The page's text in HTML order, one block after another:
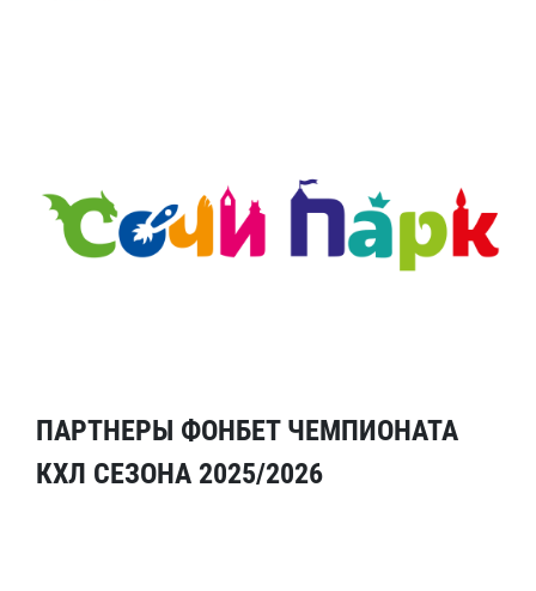
ПАРТНЕРЫ ФОНБЕТ ЧЕМПИОНАТА
КХЛ СЕЗОНА 2025/2026